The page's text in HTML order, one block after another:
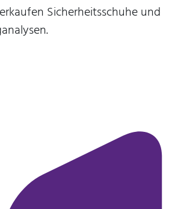
Sicherheitsschuhe und